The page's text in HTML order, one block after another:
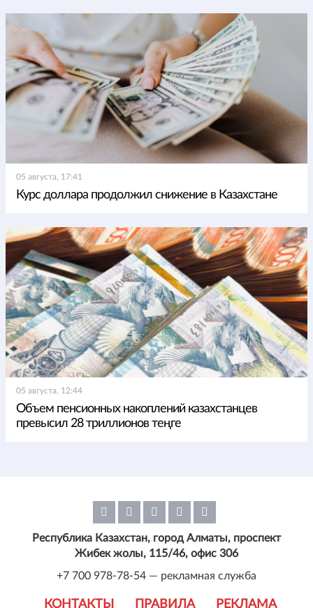
05 августа, 17:41
Курс доллара продолжил снижение в Казахстане
05 августа, 12:44
Объем пенсионных накоплений казахстанцев
превысил 28 триллионов теңге
КОНТАКТЫ ПРАВИЛА РЕКЛАМА
Республика Казахстан, город Алматы, проспект
Жибек жолы, 115/46, офис 306
+7 700 978-78-54 — рекламная служба